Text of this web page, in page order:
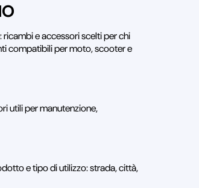
: ricambi e accessori scelti per chi
compatibili per moto, scooter e
utili per manutenzione,
e tipo di utilizzo: strada, città,